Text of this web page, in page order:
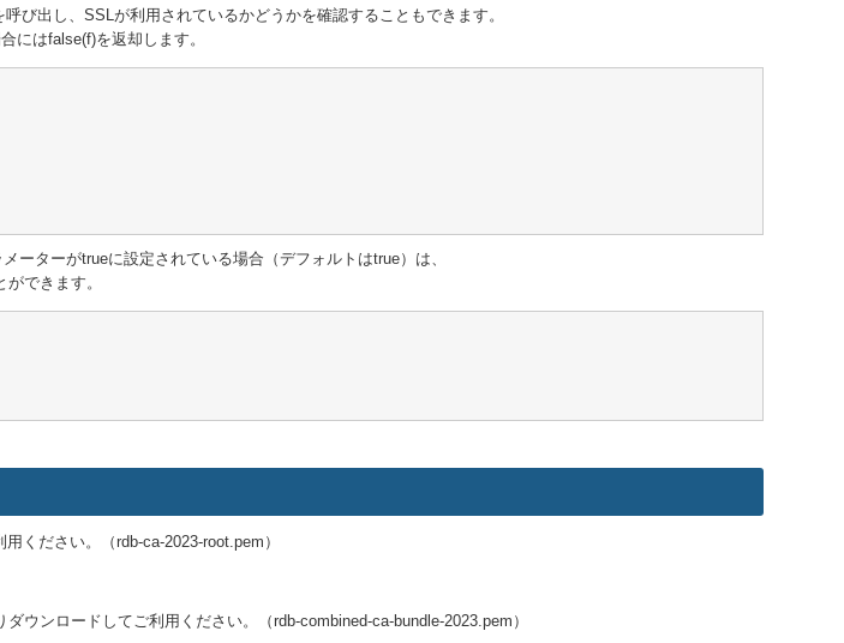
び出し、SSLが利用されているかどうかを確認することもできます。
にはfalse(f)を返却します。
ーターがtrueに設定されている場合（デフォルトはtrue）は、
できます。
ください。（rdb-ca-2023-root.pem）
ウンロードしてご利用ください。（rdb-combined-ca-bundle-2023.pem）